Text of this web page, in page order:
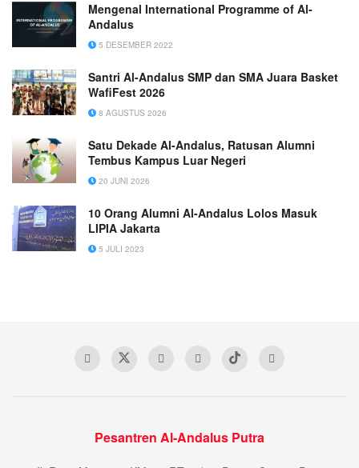
Mengenal International Programme of Al-
Andalus
5 DESEMBER 2022
Santri Al-Andalus SMP dan SMA Juara Basket
WafiFest 2026
8 AGUSTUS 2026
Satu Dekade Al-Andalus, Ratusan Alumni
Tembus Kampus Luar Negeri
20 JUNI 2026
10 Orang Alumni Al-Andalus Lolos Masuk
LIPIA Jakarta
5 JULI 2023
Pesantren Al-Andalus Putra